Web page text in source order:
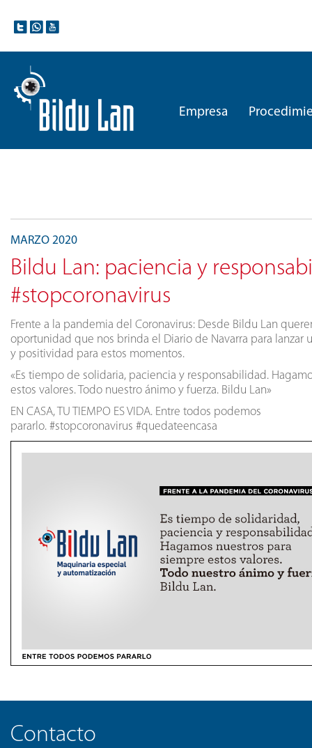
Empresa
MARZO 2020
Bildu Lan: paciencia y
#stopcoronavirus
Frente a la pandemia del Coronavirus: Desde Bildu Lan
oportunidad que nos brinda el
Diario de Navarra para lanzar
y positividad para estos momentos.
«Es tiempo de solidaria, paciencia y responsabilidad.
estos valores. Todo nuestro ánimo y fuerza. Bildu Lan»
EN CASA, TU TIEMPO ES VIDA. Entre todos podemos
pararlo. #stopcoronavirus #quedateencasa
Contacto